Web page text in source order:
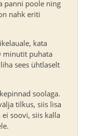
panni poole ning
nahk eriti
kata
minutit puhata
sees ühtlaselt
soolaga.
tilkus, siis lisa
soovi, siis kalla